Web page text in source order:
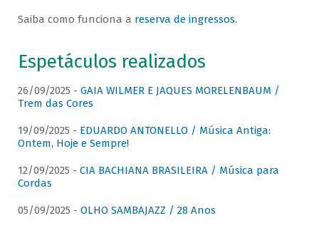
Saiba como funciona a reserva de ingressos.
Espetáculos realizados
26/09/2025 - GAIA WILMER E JAQUES MORELENBAUM /
Trem das Cores
19/09/2025 - EDUARDO ANTONELLO / Música Antiga:
Ontem, Hoje e Sempre!
12/09/2025 - CIA BACHIANA BRASILEIRA / Música para
Cordas
05/09/2025 - OLHO SAMBAJAZZ / 28 Anos